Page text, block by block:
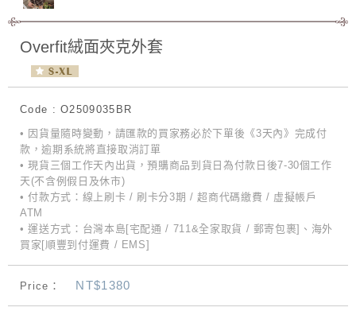
Overfit絨面夾克外套
Code : O2509035BR
• 因貨量隨時變動，請匯款的買家務必於下單後《3天內》完成付
款，逾期系統將直接取消訂單
• 現貨三個工作天內出貨，預購商品到貨日為付款日後7-30個工作
天(不含例假日及休市)
• 付款方式：線上刷卡 / 刷卡分3期 / 超商代碼繳費 / 虛擬帳戶
ATM
• 運送方式：台灣本島[宅配通 / 711&全家取貨 / 郵寄包裹]、海外
買家[順豐到付運費 / EMS]
Price： NT$1380